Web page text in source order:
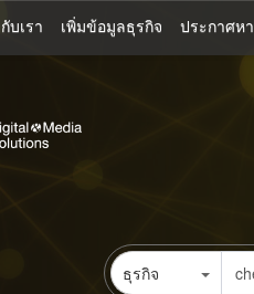
บเรา เพิ่มข้อมูลธุรกิจ ประกาศห
ธุรกิจ